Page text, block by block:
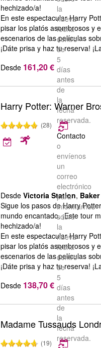
la
nueva
fecha
dentro
de
5
días
antes
de
la
fecha
reservada.
hechizado/a!
En este espectacular Harry
pisar los platós asombrosos y
escenarios de las películas
¡Dáte prisa y haz tu reserva!
Desde 161,20 €
Harry Potter: Warner
(28)
Contacto
o
envíenos
un
correo
electrónico
para
informarnos
sobre
la
nueva
fecha
dentro
de
5
días
antes
de
la
fecha
reservada.
DesdeVictoria Station,
Sigue los pasos de Harry
mundo encantado. ¡Este tour
hechizado/a!
En este espectacular Harry
pisar los platós asombrosos y
escenarios de las películas
¡Dáte prisa y haz tu reserva!
Desde 138,70 €
Madame Tussauds
(19)